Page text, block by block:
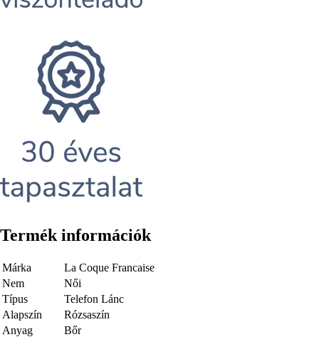
Termék információk
Márka
La Coque Francaise
Nem
Női
Típus
Telefon Lánc
Alapszín
Rózsaszín
Anyag
Bőr